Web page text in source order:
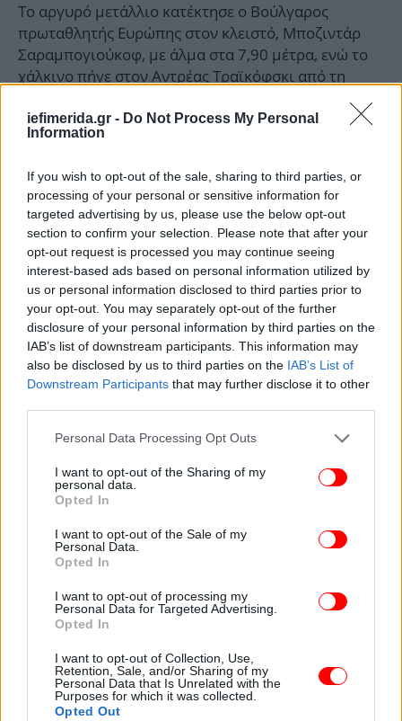
iefimerida.gr - Do Not Process My Personal
Information
If you wish to opt-out of the sale, sharing to third parties, or
processing of your personal or sensitive information for
targeted advertising by us, please use the below opt-out
section to confirm your selection. Please note that after your
opt-out request is processed you may continue seeing
interest-based ads based on personal information utilized by
us or personal information disclosed to third parties prior to
your opt-out. You may separately opt-out of the further
disclosure of your personal information by third parties on the
IAB’s list of downstream participants. This information may
also be disclosed by us to third parties on the IAB’s List of
Downstream Participants that may further disclose it to other
Please note that this website/app uses one or more Google
not limited to your visit or usage behaviour. You may click to
grant or deny consent to Google and its third-party tags to
use your data for below specified purposes in below Google
consent section.
Personal Data Processing Opt Outs
I want to opt-out of the Sharing of my
personal data.
Opted In
I want to opt-out of the Sale of my
Personal Data.
Opted In
I want to opt-out of processing my
Personal Data for Targeted Advertising.
Opted In
I want to opt-out of Collection, Use,
Retention, Sale, and/or Sharing of my
Personal Data that Is Unrelated with the
Purposes for which it was collected.
Opted Out
Το αργυρό μετάλλιο κατέκτησε ο Βούλγαρος
πρωταθλητής Ευρώπης στον κλειστό, Μποζιντάρ
Σαραμπογιούκοφ, με άλμα στα 7,90 μέτρα, ενώ το
χάλκινο πήγε στον Αντρέας Τραϊκόφσκι από τη
Βόρεια Μακεδονία, που προσγειώθηκε στα 7,77
μέτρα.
πρώτοι όλες τις ειδήσεις
Δείτε όλες τις τελευταίεςΕιδήσειςαπό την Ελλάδα και τον Κόσμο,